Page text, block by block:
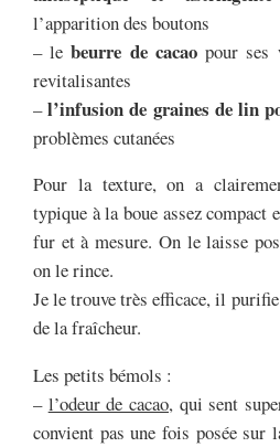
l’apparition des boutons
– lebeurre de cacaopour ses
revitalisantes
–l’infusion de graines de lin
problèmes cutanées
Pour la texture, on a
typique à la boue assez compact
fur et à mesure. On le laisse
on le rince.
Je le trouve très efficace, il
de la fraîcheur.
Les petits bémols :
– l’odeur de cacao, qui sent
convient pas une fois posée sur